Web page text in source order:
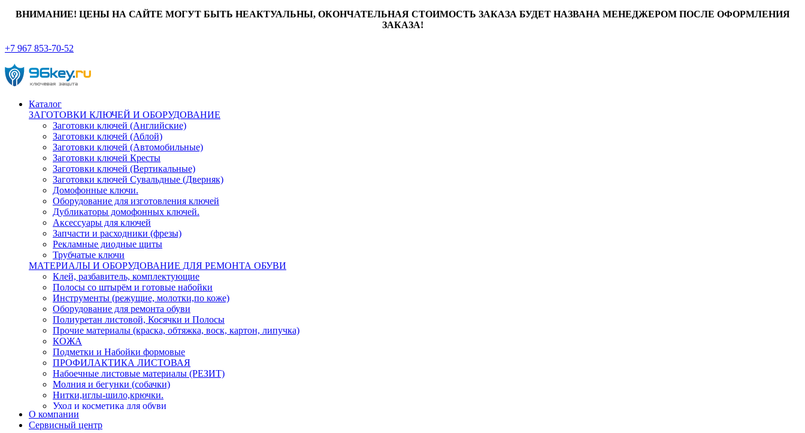
ВНИМАНИЕ! ЦЕНЫ НА САЙТЕ МОГУТ БЫТЬ НЕАКТУАЛЬНЫ, ОКОНЧАТЕЛЬНАЯ СТОИМОСТЬ ЗАКАЗА БУДЕТ НАЗВАНА МЕНЕДЖЕРОМ ПОСЛЕ ОФОРМЛЕНИЯ
ЗАКАЗА!
+7 967 853-70-52
Каталог
ЗАГОТОВКИ КЛЮЧЕЙ И ОБОРУДОВАНИЕ
Заготовки ключей (Английские)
Заготовки ключей (Аблой)
Заготовки ключей (Автомобильные)
Заготовки ключей Кресты
Заготовки ключей (Вертикальные)
Заготовки ключей Сувальдные (Дверняк)
Домофонные ключи.
Оборудование для изготовления ключей
Дубликаторы домофонных ключей.
Аксессуары для ключей
Запчасти и расходники (фрезы)
Рекламные диодные щиты
Трубчатые ключи
МАТЕРИАЛЫ И ОБОРУДОВАНИЕ ДЛЯ РЕМОНТА ОБУВИ
Клей, разбавитель, комплектующие
Полосы со штырём и готовые набойки
Инструменты (режущие, молотки,по коже)
Оборудование для ремонта обуви
Полиуретан листовой, Косячки и Полосы
Прочие материалы (краска, обтяжка, воск, картон, липучка)
КОЖА
Подметки и Набойки формовые
ПРОФИЛАКТИКА ЛИСТОВАЯ
Набоечные листовые материалы (РЕЗИТ)
Молния и бегунки (собачки)
Нитки,иглы-шило,крючки.
Уход и косметика для обуви
Кнопки (магнитые,кобурные)
Пряжки для ремня
О компании
Сервисный центр